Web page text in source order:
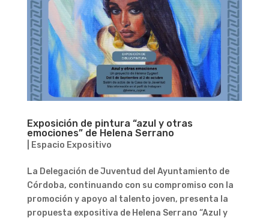
Exposición de pintura “azul y otras
emociones” de Helena Serrano
Espacio Expositivo
La Delegación de Juventud del Ayuntamiento de
Córdoba, continuando con su compromiso con la
promoción y apoyo al talento joven, presenta la
propuesta expositiva de Helena Serrano “Azul y